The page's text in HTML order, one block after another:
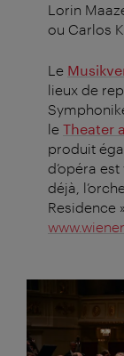
Lorin
ou Carlos
Le
lieux de
le Theater
produit
d’opéra
déjà,
Residence